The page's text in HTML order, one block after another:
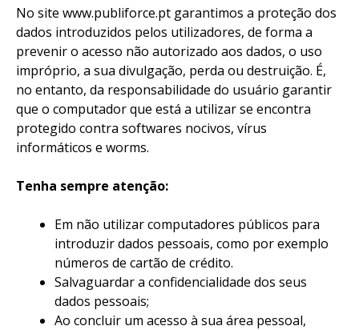
No site www.publiforce.pt garantimos a proteção dos
dados introduzidos pelos utilizadores, de forma a
prevenir o acesso não autorizado aos dados, o uso
impróprio, a sua divulgação, perda ou destruição. É,
no entanto, da responsabilidade do usuário garantir
que o computador que está a utilizar se encontra
protegido contra softwares nocivos, vírus
informáticos e worms.
Tenha sempre atenção:
Em não utilizar computadores públicos para
introduzir dados pessoais, como por exemplo
números de cartão de crédito.
Salvaguardar a confidencialidade dos seus
dados pessoais;
Ao concluir um acesso à sua área pessoal,